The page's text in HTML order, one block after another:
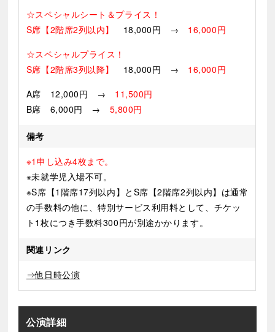
☆スペシャルシート＆プライス！
S席【2階席2列以内】 18,000円 → 16,000円
☆スペシャルプライス！
S席【2階席3列以降】 18,000円 → 16,000円
A席 12,000円 → 11,500円
B席 6,000円 → 5,800円
備考
※1申し込み4枚まで。
※未就学児入場不可。
※S席【1階席17列以内】とS席【2階席2列以内】は通常
の手数料の他に、特別サービス利用料として、チケッ
ト1枚につき手数料300円が別途かかります。
関連リンク
⇒他日時公演
公演詳細